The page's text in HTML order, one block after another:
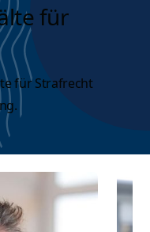
für
für Strafrecht